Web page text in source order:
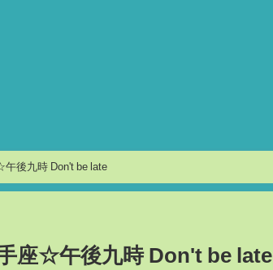
射手座☆午後九時 Don't be late
座☆午後九時 Don't be late